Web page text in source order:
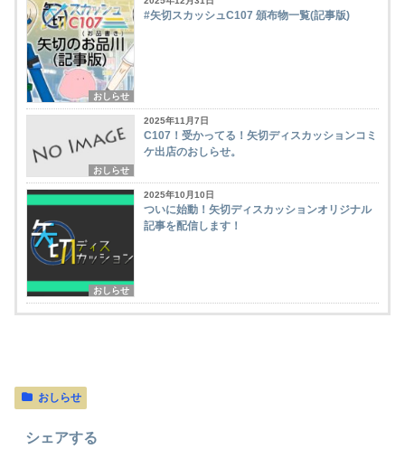
おしらせ
#矢切スカッシュC107 頒布物一覧(記事版)
おしらせ
2025年11月7日
C107！受かってる！矢切ディスカッションコミ
ケ出店のおしらせ。
おしらせ
2025年10月10日
ついに始動！矢切ディスカッションオリジナル
記事を配信します！
おしらせ
シェアする